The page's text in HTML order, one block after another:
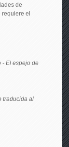
de
el
- El espejo de
traducida al